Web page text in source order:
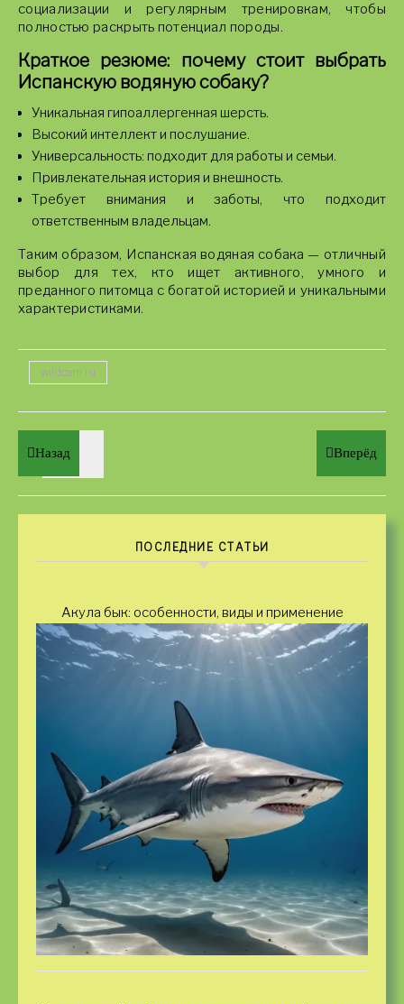
социализации и регулярным тренировкам, чтобы
полностью раскрыть потенциал породы.
Краткое резюме: почему стоит выбрать
Испанскую водяную собаку?
Уникальная гипоаллергенная шерсть.
Высокий интеллект и послушание.
Универсальность: подходит для работы и семьи.
Привлекательная история и внешность.
Требует внимания и заботы, что подходит
ответственным владельцам.
Таким образом, Испанская водяная собака — отличный
выбор для тех, кто ищет активного, умного и
преданного питомца с богатой историей и уникальными
характеристиками.
wildcam.ru
Назад Вперёд
ПОСЛЕДНИЕ СТАТЬИ
Акула бык: особенности, виды и применение